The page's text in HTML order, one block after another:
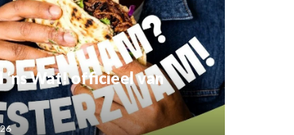
‘ns Wat! officieel van